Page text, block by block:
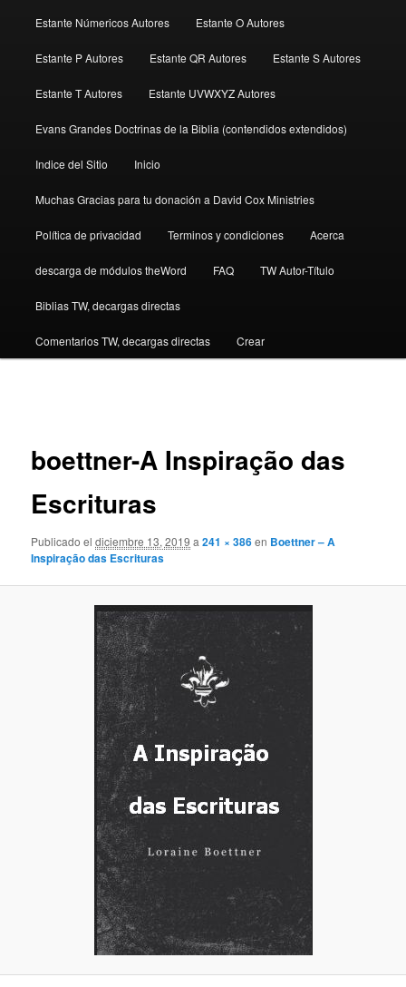
Estante Númericos Autores Estante O Autores
Estante P Autores Estante QR Autores Estante S Autores
Estante T Autores Estante UVWXYZ Autores
Evans Grandes Doctrinas de la Biblia (contendidos extendidos)
Indice del Sitio Inicio
Muchas Gracias para tu donación a David Cox Ministries
Política de privacidad Terminos y condiciones Acerca
descarga de módulos theWord FAQ TW Autor-Título
Biblias TW, decargas directas
Comentarios TW, decargas directas Crear
boettner-A Inspiração das
Escrituras
Publicado el diciembre 13, 2019 a241 × 386en Boettner – A
Inspiração das Escrituras